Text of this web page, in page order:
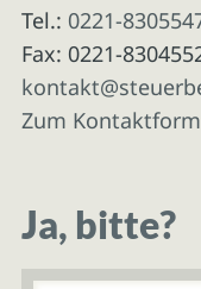
Tel.: 0221-
Fax: 0221-
Zum
Ja, bitte?